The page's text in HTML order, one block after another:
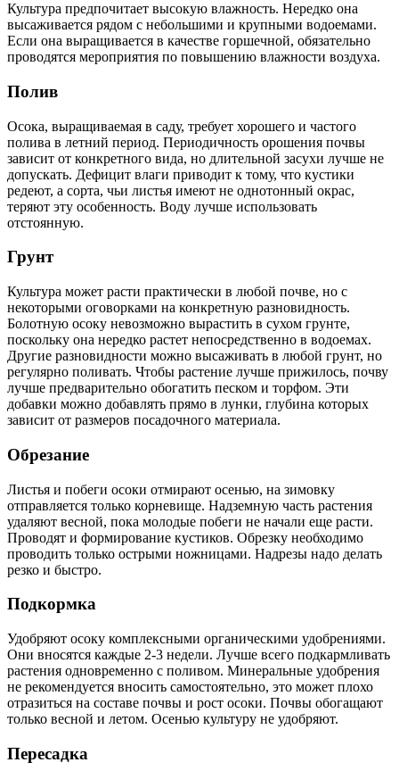
Культура предпочитает высокую влажность. Нередко она
высаживается рядом с небольшими и крупными водоемами.
Если она выращивается в качестве горшечной, обязательно
проводятся мероприятия по повышению влажности воздуха.
Полив
Осока, выращиваемая в саду, требует хорошего и частого
полива в летний период. Периодичность орошения почвы
зависит от конкретного вида, но длительной засухи лучше не
допускать. Дефицит влаги приводит к тому, что кустики
редеют, а сорта, чьи листья имеют не однотонный окрас,
теряют эту особенность. Воду лучше использовать
отстоянную.
Грунт
Культура может расти практически в любой почве, но с
некоторыми оговорками на конкретную разновидность.
Болотную осоку невозможно вырастить в сухом грунте,
поскольку она нередко растет непосредственно в водоемах.
Другие разновидности можно высаживать в любой грунт, но
регулярно поливать. Чтобы растение лучше прижилось, почву
лучше предварительно обогатить песком и торфом. Эти
добавки можно добавлять прямо в лунки, глубина которых
зависит от размеров посадочного материала.
Обрезание
Листья и побеги осоки отмирают осенью, на зимовку
отправляется только корневище. Надземную часть растения
удаляют весной, пока молодые побеги не начали еще расти.
Проводят и формирование кустиков. Обрезку необходимо
проводить только острыми ножницами. Надрезы надо делать
резко и быстро.
Подкормка
Удобряют осоку комплексными органическими удобрениями.
Они вносятся каждые 2-3 недели. Лучше всего подкармливать
растения одновременно с поливом. Минеральные удобрения
не рекомендуется вносить самостоятельно, это может плохо
отразиться на составе почвы и рост осоки. Почвы обогащают
только весной и летом. Осенью культуру не удобряют.
Пересадка